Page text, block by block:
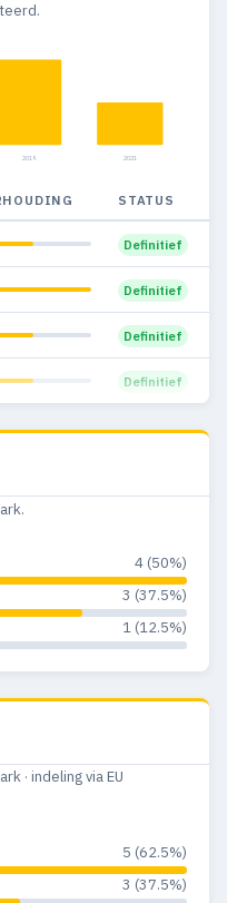
2019 2021
STATUS
Definitief
Definitief
Definitief
Definitief
4 (50%)
3 (37.5%)
1 (12.5%)
· indeling via EU
5 (62.5%)
3 (37.5%)